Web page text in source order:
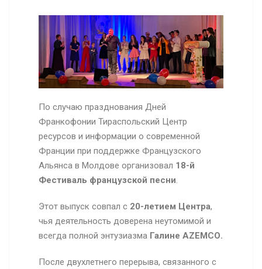
По случаю празднования Дней
Франкофонии Тираспольский Центр
ресурсов и информации о современной
Франции при поддержке Французского
Альянса в Молдове организовал 18-й
Фестиваль французской песни.
Этот выпуск совпал с 20-летием Центра,
чья деятельность доверена неутомимой и
всегда полной энтузиазма Галине AZEMCO.
После двухлетнего перерыва, связанного с